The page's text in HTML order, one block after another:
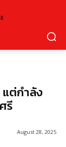
แต่กำลัง
รี
August 28, 2025